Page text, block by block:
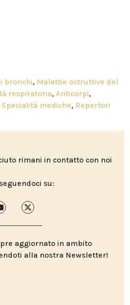
bronchi, Malattie ostruttive del
respiratoria, Anticorpi,
Specialità mediche, Repertori
rimani in contatto con noi
su:
aggiornato in ambito
alla nostra Newsletter!